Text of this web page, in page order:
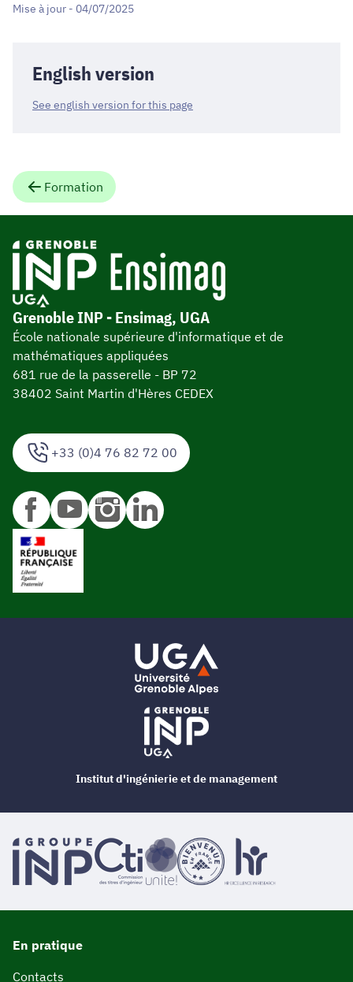
Mise à jour - 04/07/2025
English version
See english version for this page
Formation
+33 (0)4 76 82 72 00
Grenoble INP - Ensimag, UGA
École nationale supérieure d'informatique et de
mathématiques appliquées
681 rue de la passerelle - BP 72
38402 Saint Martin d'Hères CEDEX
En pratique
Contacts
Institut d'ingénierie et de management